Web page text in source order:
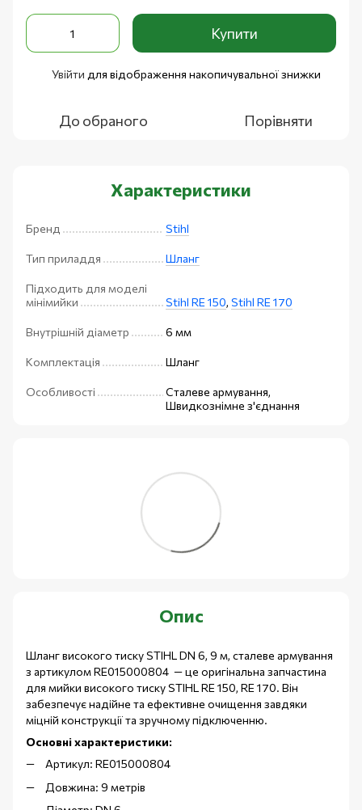
Купити
Увійти для відображення накопичувальної знижки
До обраного Порівняти
Характеристики
Бренд Stihl
Тип приладдя Шланг
Підходить для моделі
мінімийки
Stihl RE 150, Stihl RE 170
Внутрішній діаметр 6 мм
Комплектація Шланг
Особливості
Сталеве армування,
Швидкознімне з'єднання
Опис
Шланг високого тиску STIHL DN 6, 9 м, сталеве армування
з артикулом RE015000804 — це оригінальна запчастина
для мийки високого тиску STIHL RE 150, RE 170. Він
забезпечує надійне та ефективне очищення завдяки
міцній конструкції та зручному підключенню.
Основні характеристики:
Артикул: RE015000804
Довжина: 9 метрів